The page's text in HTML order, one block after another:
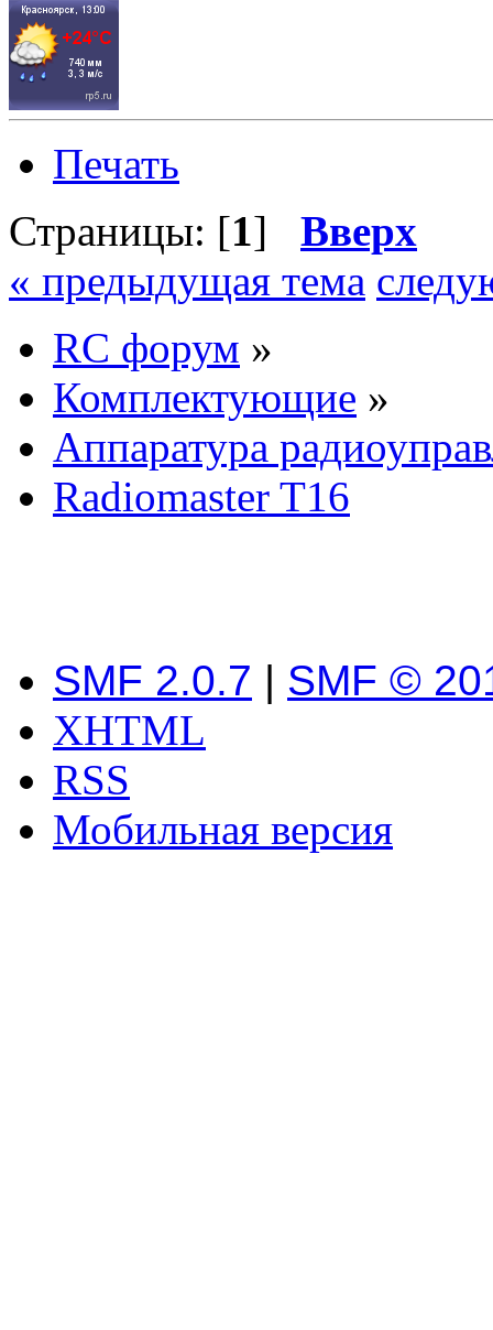
Печать
Страницы: [1] Вверх
« предыдущая тема
RC форум »
Комплектующие »
Аппаратура
Radiomaster T16
SMF 2.0.7 | SMF ©
XHTML
RSS
Мобильная версия